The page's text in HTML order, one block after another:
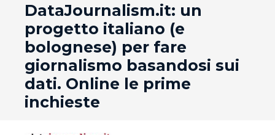
DataJournalism.it: un
progetto italiano (e
bolognese) per fare
giornalismo basandosi sui
dati. Online le prime
inchieste